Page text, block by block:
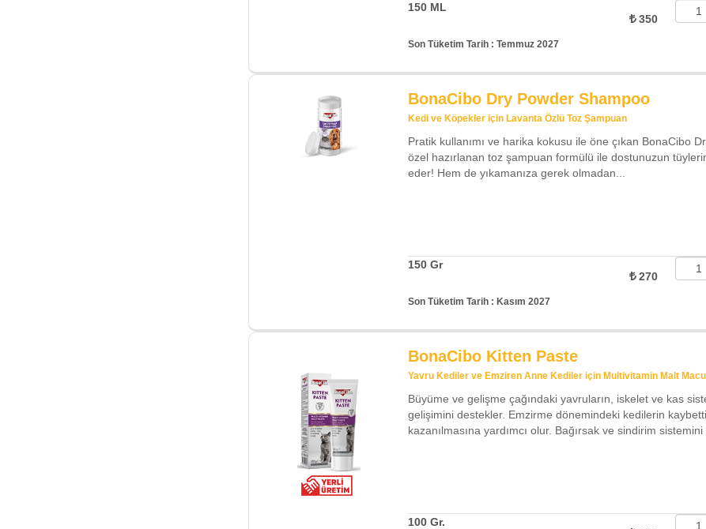
150 ML
350
Son Tüketim Tarih : Temmuz 2027
BonaCibo Dry Powder Shampoo
Kedi ve Köpekler için Lavanta Özlü Toz Şampuan
Pratik kullanımı ve harika kokusu ile öne çıkan BonaCibo
özel hazırlanan toz şampuan formülü ile dostunuzun
eder! Hem de yıkamanıza gerek olmadan...
150 Gr
270
Son Tüketim Tarih : Kasım 2027
BonaCibo Kitten Paste
Yavru Kediler ve Emziren Anne Kediler için Multivitamin Malt
Büyüme ve gelişme çağındaki yavruların, iskelet ve kas
gelişimini destekler. Emzirme dönemindeki kedilerin
kazanılmasına yardımcı olur. Bağırsak ve sindirim sistemini
100 Gr.